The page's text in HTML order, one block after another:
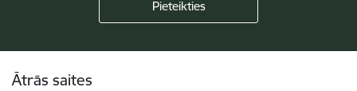
Ātrās saites